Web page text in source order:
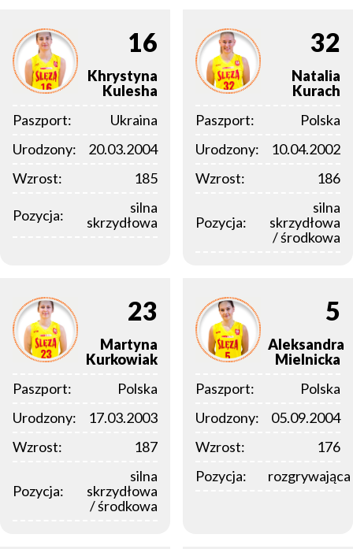
16
Khrystyna
Kulesha
Paszport:
Ukraina
Urodzony:
20.03.2004
Wzrost:
185
Pozycja:
silna
skrzydłowa
32
Natalia
Kurach
Paszport:
Polska
Urodzony:
10.04.2002
Wzrost:
186
Pozycja:
silna
skrzydłowa
/ środkowa
23
Martyna
Kurkowiak
Paszport:
Polska
Urodzony:
17.03.2003
Wzrost:
187
Pozycja:
silna
skrzydłowa
/ środkowa
5
Aleksandra
Mielnicka
Paszport:
Polska
Urodzony:
05.09.2004
Wzrost:
176
Pozycja:
rozgrywająca